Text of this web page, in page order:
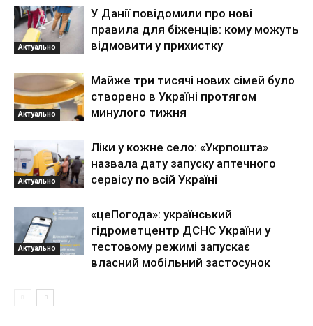
Актуально
У Данії повідомили про нові
правила для біженців: кому можуть
відмовити у прихистку
Актуально
Майже три тисячі нових сімей було
створено в Україні протягом
минулого тижня
Актуально
Ліки у кожне село: «Укрпошта»
назвала дату запуску аптечного
сервісу по всій Україні
Актуально
«цеПогода»: український
гідрометцентр ДСНС України у
тестовому режимі запускає
власний мобільний застосунок